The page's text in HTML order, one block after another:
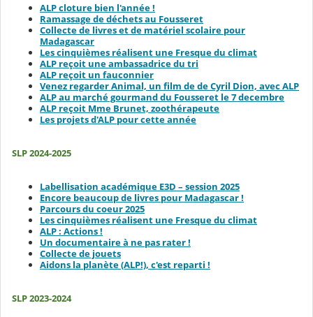
ALP cloture bien l'année !
Ramassage de déchets au Fousseret
Collecte de livres et de matériel scolaire pour
Madagascar
Les cinquièmes réalisent une Fresque du climat
ALP reçoit une ambassadrice du tri
ALP reçoit un fauconnier
Venez regarder Animal, un film de de Cyril Dion, avec ALP
ALP au marché gourmand du Fousseret le 7 decembre
ALP reçoit Mme Brunet, zoothérapeute
Les projets d'ALP pour cette année
SLP 2024-2025
Labellisation académique E3D – session 2025
Encore beaucoup de livres pour Madagascar !
Parcours du coeur 2025
Les cinquièmes réalisent une Fresque du climat
ALP : Actions !
Un documentaire à ne pas rater !
Collecte de jouets
Aidons la planète (ALP!), c'est reparti !
SLP 2023-2024